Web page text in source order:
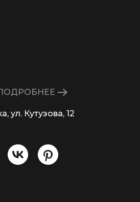
ул. Кутузова, 12